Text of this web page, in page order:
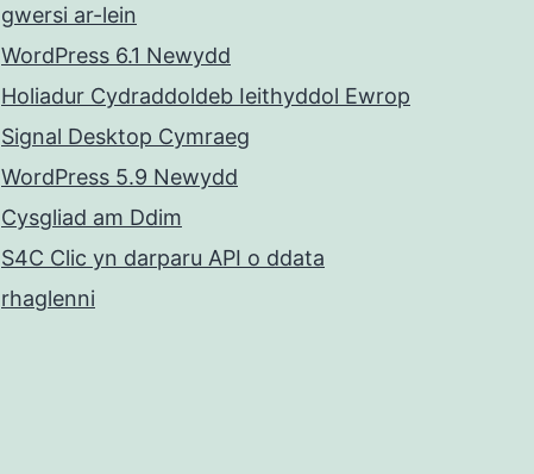
gwersi ar-lein
WordPress 6.1 Newydd
Holiadur Cydraddoldeb Ieithyddol Ewrop
Signal Desktop Cymraeg
WordPress 5.9 Newydd
Cysgliad am Ddim
S4C Clic yn darparu API o ddata
rhaglenni